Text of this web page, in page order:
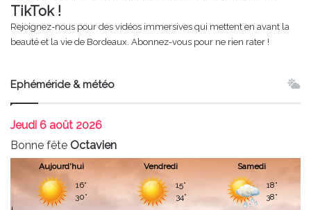
TikTok !
Rejoignez-nous pour des vidéos immersives qui mettent en avant la
beauté et la vie de Bordeaux. Abonnez-vous pour ne rien rater !
Ephéméride & météo
Jeudi 6 août 2026
Bonne fête Octavien
Aujourd'hui
16°
30°
Vendredi
15°
34°
Samedi
18°
38°